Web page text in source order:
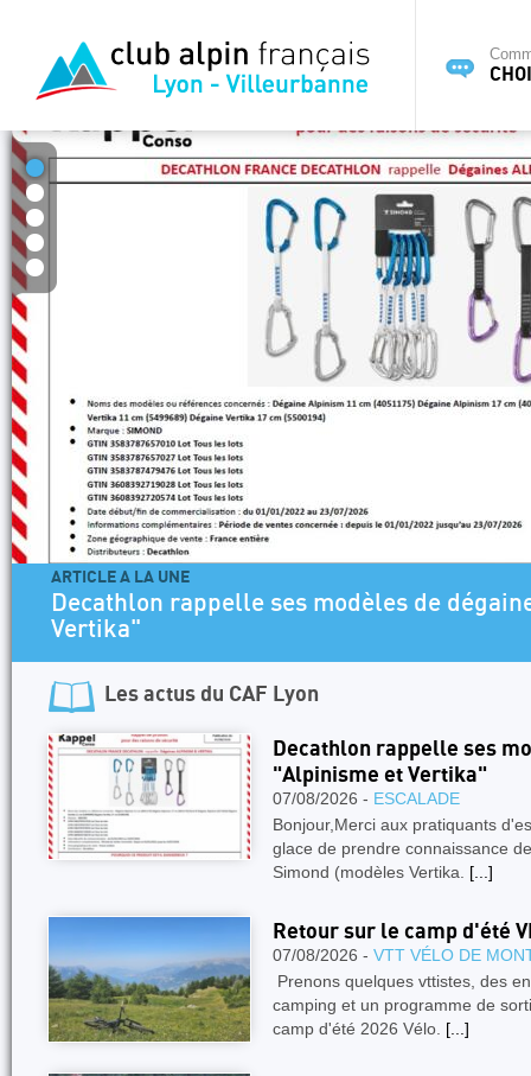
ARTICLE A LA UNE
Decathlon rappelle ses modèles de
Vertika"
Les actus du CAF Lyon
Decathlon rappelle ses
"Alpinisme et Vertika"
07/08/2026 - ESCALADE
Bonjour,Merci aux pratiquants
glace de prendre connaissance
Simond (modèles Vertika. [...]
Retour sur le camp d'été
07/08/2026 - VTT VÉLO DE
Prenons quelques vttistes, des
camping et un programme de
camp d'été 2026 Vélo. [...]